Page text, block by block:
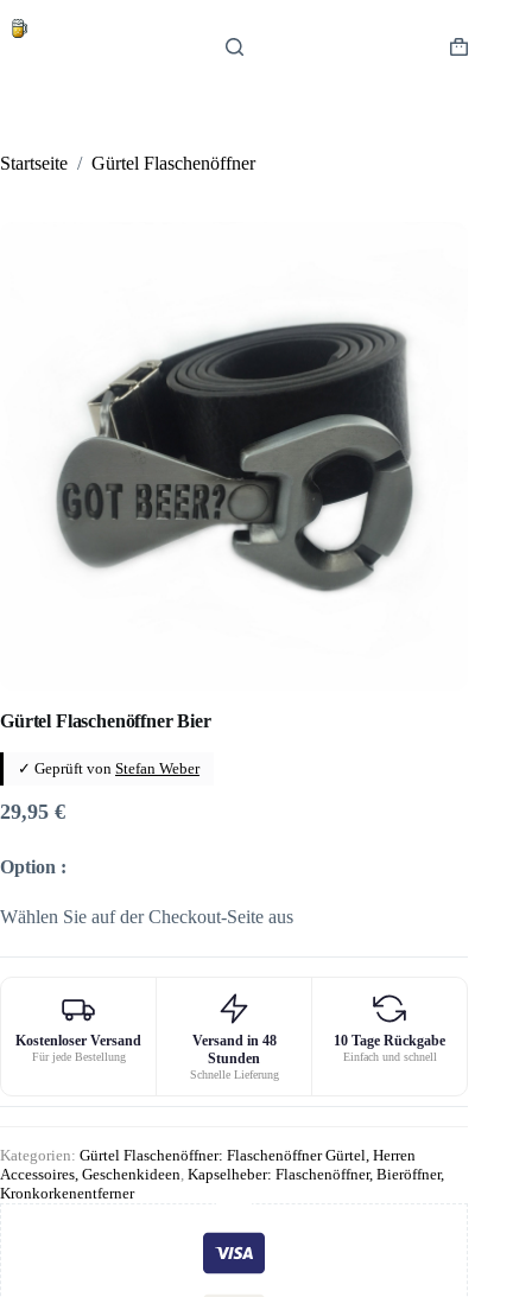
Inhalt
Warenkorb
Startseite / Gürtel Flaschenöffner
Gürtel Flaschenöffner Bier
✓ Geprüft von Stefan Weber
29,95 €
Option :
Wählen Sie auf der Checkout-Seite aus
Kostenloser Versand
Für jede Bestellung
Versand in 48
Stunden
Schnelle Lieferung
10 Tage Rückgabe
Einfach und schnell
Kategorien: Gürtel Flaschenöffner: Flaschenöffner Gürtel, Herren
Accessoires, Geschenkideen Kapselheber: Flaschenöffner, Bieröffner,
Kronkorkenentferner